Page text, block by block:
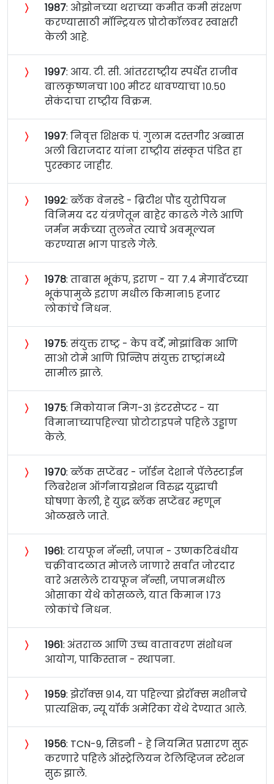
〉 १९८७: ओझोनच्या थराच्या कमीत कमी संरक्षण
करण्यासाठी मॉन्ट्रियल प्रोटोकॉलवर स्वाक्षरी
केली आहे.
〉 १९९७: आय. टी. सी. आंतरराष्ट्रीय स्पर्धेत राजीव
बालकृष्णनचा १०० मीटर धावण्याचा १०.५०
सेकंदाचा राष्ट्रीय विक्रम.
〉 १९९७: निवृत्त शिक्षक पं. गुलाम दस्तगीर अब्बास
अली बिराजदार यांना राष्ट्रीय संस्कृत पंडित हा
पुरस्कार जाहीर.
〉 १९९२: ब्लॅक वेनस्डे - ब्रिटीश पौंड युरोपियन
विनिमय दर यंत्रणेतून बाहेर काढले गेले आणि
जर्मन मर्कच्या तुलनेत त्याचे अवमूल्यन
करण्यास भाग पाडले गेले.
〉 १९७८: ताबास भूकंप, इराण - या ७.४ मेगावॅटच्या
भूकंपामुळे इराण मधील किमान१५ हजार
लोकांचे निधन.
〉 १९७५: संयुक्त राष्ट्र - केप वर्दे, मोझांबिक आणि
साओ टोमे आणि प्रिन्सिप संयुक्त राष्ट्रांमध्ये
सामील झाले.
〉 १९७५: मिकोयान मिग-31 इंटरसेप्टर - या
विमानाच्यापहिल्या प्रोटोटाइपने पहिले उड्डाण
केले.
〉 १९७०: ब्लॅक सप्टेंबर - जॉर्डन देशाने पॅलेस्टाईन
लिबरेशन ऑर्गनायझेशन विरुद्ध युद्धाची
घोषणा केली, हे युद्ध ब्लॅक सप्टेंबर म्हणून
ओळखले जाते.
〉 १९६१: टायफून नॅन्सी, जपान - उष्णकटिबंधीय
चक्रीवादळात मोजले जाणारे सर्वात जोरदार
वारे असलेले टायफून नॅन्सी, जपानमधील
ओसाका येथे कोसळले, यात किमान १७३
लोकांचे निधन.
〉 १९६१: अंतराळ आणि उच्च वातावरण संशोधन
आयोग, पाकिस्तान - स्थापना.
〉 १९५९: झेरॉक्स ९१४, या पहिल्या झेरॉक्स मशीनचे
प्रात्यक्षिक, न्यू यॉर्क अमेरिका येथे देण्यात आले.
〉 १९५६: TCN-9, सिडनी - हे नियमित प्रसारण सुरू
करणारे पहिले ऑस्ट्रेलियन टेलिव्हिजन स्टेशन
सुरु झाले.